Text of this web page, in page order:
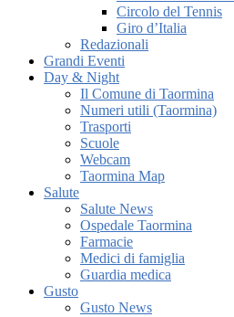
Circolo del Tennis
Giro d’Italia
Redazionali
Grandi Eventi
Day & Night
Il Comune di Taormina
Numeri utili (Taormina)
Trasporti
Scuole
Webcam
Taormina Map
Salute
Salute News
Ospedale Taormina
Farmacie
Medici di famiglia
Guardia medica
Gusto
Gusto News